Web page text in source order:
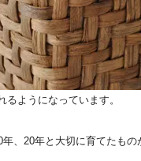
ようになっています。
、20年と大切に育てたも